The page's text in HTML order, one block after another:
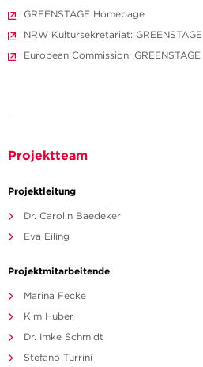
GREENSTAGE Homepage
NRW Kultursekretariat: GREENSTAGE
European Commission: GREENSTAGE
Projektteam
Projektleitung
Dr. Carolin Baedeker
Eva Eiling
Projektmitarbeitende
Marina Fecke
Kim Huber
Dr. Imke Schmidt
Stefano Turrini